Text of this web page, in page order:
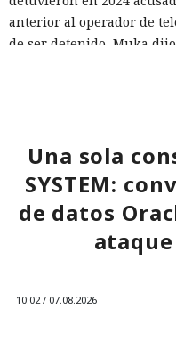
anterior al operador de
de ser detenido, Muka
vigilar la actividad de las
dispositivos desconocidos.
Una sola
SYSTEM:
de datos
10:02 / 07.08.2026